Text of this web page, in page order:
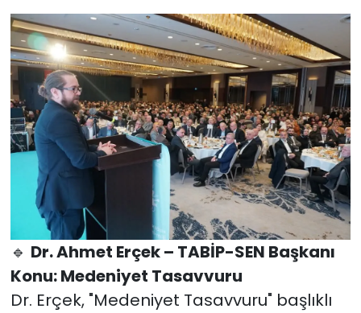
🔹 Dr. Ahmet Erçek – TABİP-SEN Başkanı
Konu: Medeniyet Tasavvuru
Dr. Erçek, "Medeniyet Tasavvuru" başlıklı